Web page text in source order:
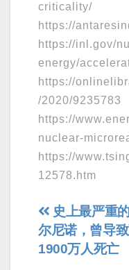
criticality/
https://
https://inl.gov/
energy/
https://
/2020/9235783
https://
nuclear-
https://
12578.htm
文
章
史上最严重
尔尼诺，曾导
1900万人死亡